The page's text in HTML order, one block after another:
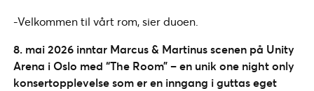
-Velkommen til vårt rom, sier duoen.
8. mai 2026 inntar Marcus & Martinus scenen på Unity
Arena i Oslo med “The Room” – en unik one night only
konsertopplevelse som er en inngang i guttas eget